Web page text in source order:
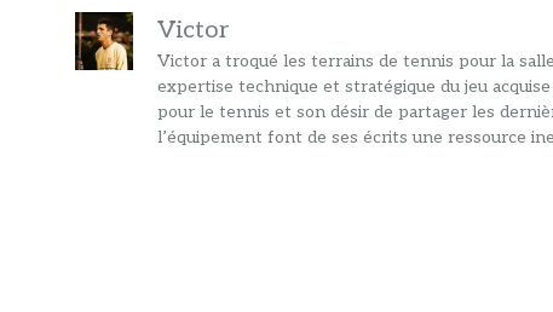
Victor
Victor a troqué les terrains de tennis pour la
expertise technique et stratégique du jeu
pour le tennis et son désir de partager les
l’équipement font de ses écrits une ressource